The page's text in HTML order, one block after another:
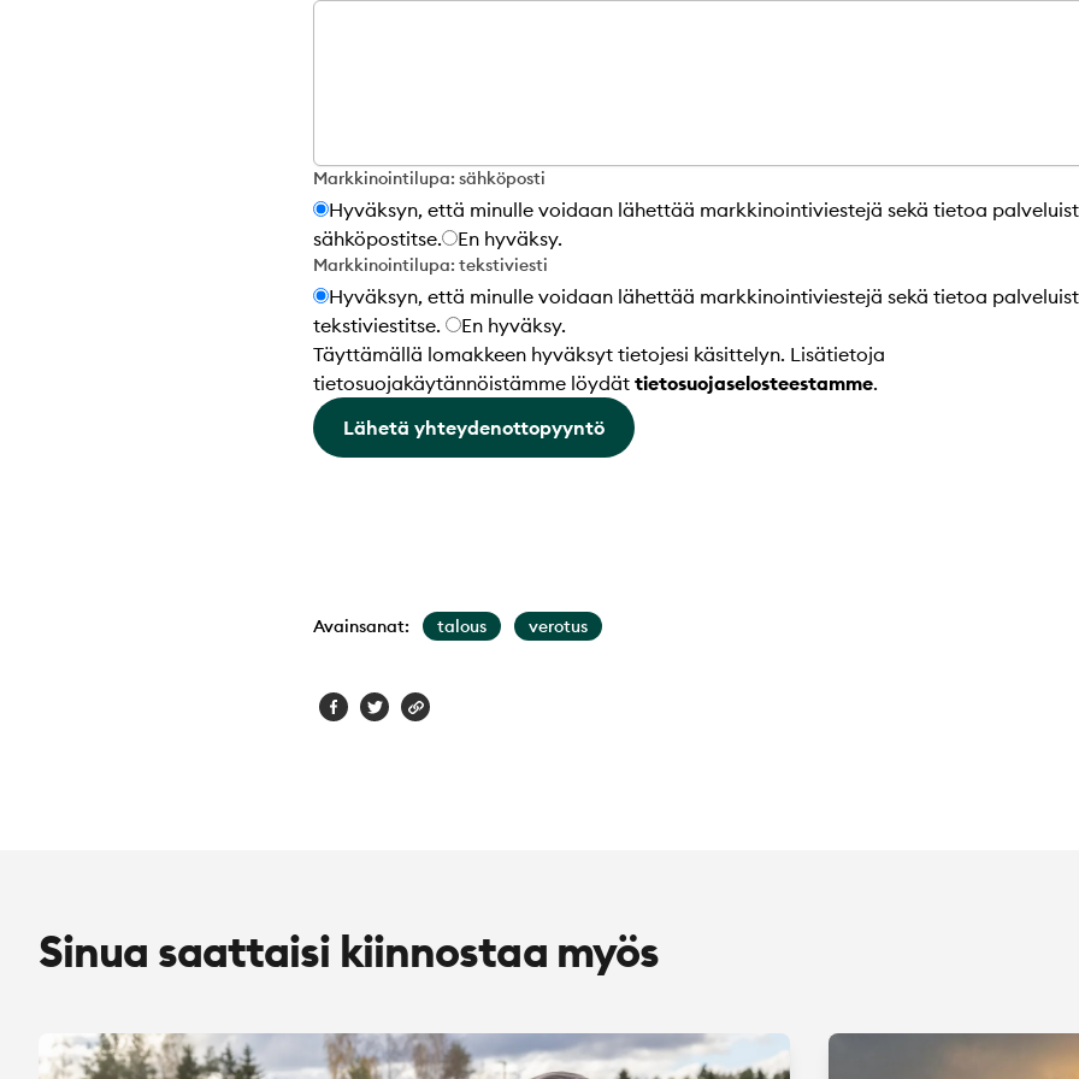
Markkinointilupa: sähköposti
Hyväksyn, että minulle voidaan lähettää markkinointiviestejä sekä tietoa
sähköpostitse.
En hyväksy.
Markkinointilupa: tekstiviesti
Hyväksyn, että minulle voidaan lähettää markkinointiviestejä sekä tietoa
tekstiviestitse.
En hyväksy.
Täyttämällä lomakkeen hyväksyt tietojesi käsittelyn. Lisätietoja
tietosuojakäytännöistämme löydät tietosuojaselosteestamme.
Lähetä yhteydenottopyyntö
Avainsanat: talous verotus
Sinua saattaisi kiinnostaa myös